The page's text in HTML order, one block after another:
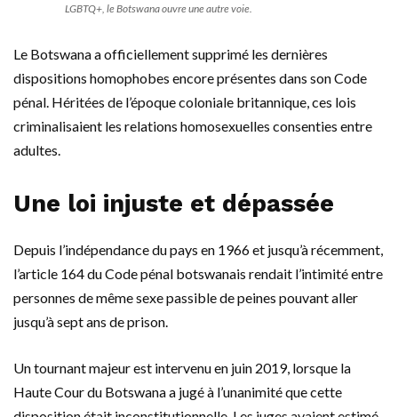
LGBTQ+, le Botswana ouvre une autre voie.
Le Botswana a officiellement supprimé les dernières
dispositions homophobes encore présentes dans son Code
pénal. Héritées de l’époque coloniale britannique, ces lois
criminalisaient les relations homosexuelles consenties entre
adultes.
Une loi injuste et dépassée
Depuis l’indépendance du pays en 1966 et jusqu’à récemment,
l’article 164 du Code pénal botswanais rendait l’intimité entre
personnes de même sexe passible de peines pouvant aller
jusqu’à sept ans de prison.
Un tournant majeur est intervenu en juin 2019, lorsque la
Haute Cour du Botswana a jugé à l’unanimité que cette